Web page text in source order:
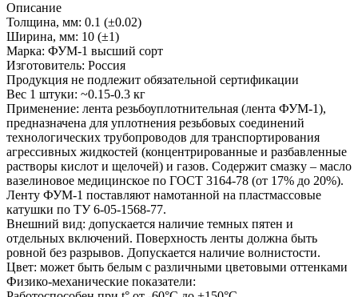
Описание
Толщина, мм: 0.1 (±0.02)
Ширина, мм: 10 (±1)
Марка: ФУМ-1 высший сорт
Изготовитель: Россия
Продукция не подлежит обязательной сертификации
Вес 1 штуки: ~0.15-0.3 кг
Применение: лента резьбоуплотнительная (лента ФУМ-1),
предназначена для уплотнения резьбовых соединений
технологических трубопроводов для транспортирования
агрессивных жидкостей (концентрированные и разбавленные
растворы кислот и щелочей) и газов. Содержит смазку – масло
вазелиновое медицинское по ГОСТ 3164-78 (от 17% до 20%).
Ленту ФУМ-1 поставляют намотанной на пластмассовые
катушки по ТУ 6-05-1568-77.
Внешний вид: допускается наличие темных пятен и
отдельных включений. Поверхность ленты должна быть
ровной без разрывов. Допускается наличие волнистости.
Цвет: может быть белым с различными цветовыми оттенками
Физико-механические показатели: